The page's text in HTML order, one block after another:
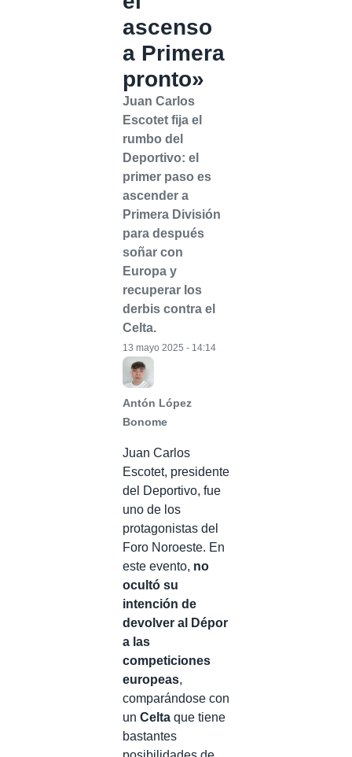
ascenso
a Primera
pronto»
Juan Carlos
Escotet fija el
rumbo del
Deportivo: el
primer paso es
ascender a
Primera División
para después
soñar con
Europa y
recuperar los
derbis contra el
Celta.
Antón López
Bonome
13 mayo 2025 - 14:14
Juan Carlos
Escotet, presidente
del Deportivo, fue
uno de los
protagonistas del
Foro Noroeste. En
este evento, no
ocultó su
intención de
devolver al Dépor
a las
competiciones
europeas,
comparándose con
un Celta que tiene
bastantes